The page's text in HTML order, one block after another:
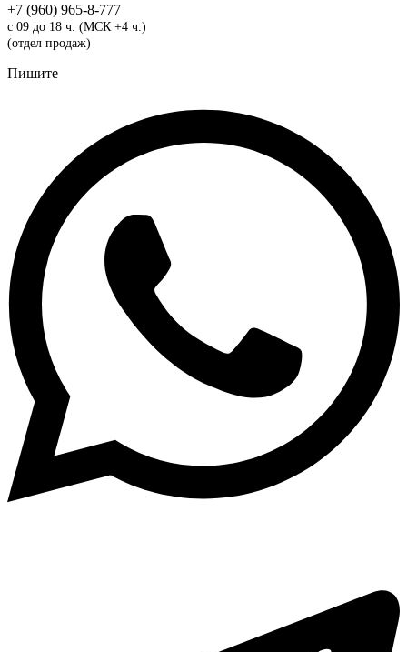
+7 (960) 965-8-777
с 09 до 18 ч. (МСК +4 ч.)
(отдел продаж)
Пишите